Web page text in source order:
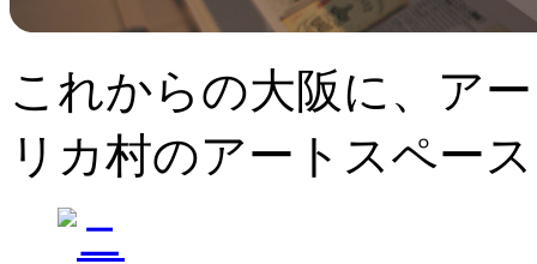
これからの大阪に、ア
リカ村のアートスペー